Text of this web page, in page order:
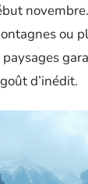
ou
d’inédit.